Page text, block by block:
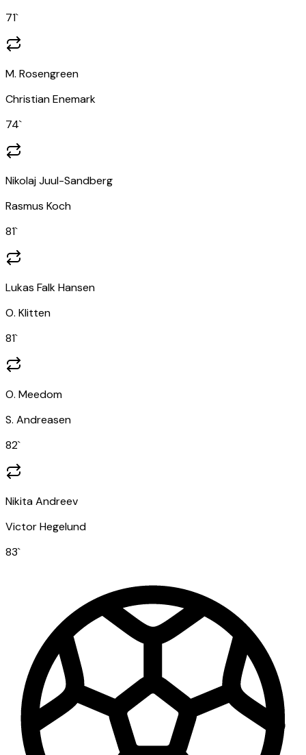
71`
M. Rosengreen
Christian Enemark
74`
Nikolaj Juul-Sandberg
Rasmus Koch
81`
Lukas Falk Hansen
O. Klitten
81`
O. Meedom
S. Andreasen
82`
Nikita Andreev
Victor Hegelund
83`